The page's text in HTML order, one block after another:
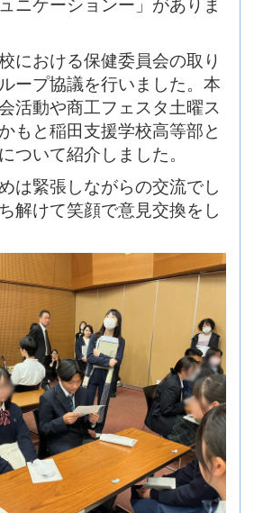
における保健委員会の取り
ープ協議を行いました。本
活動や商工フェスタ土曜ス
もと稲田支援学校高等部と
ついて紹介しました。
は緊張しながらの交流でし
解けて笑顔で意見交換をし